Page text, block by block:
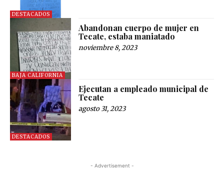
DESTACADOS
BAJA CALIFORNIA
Abandonan cuerpo de mujer en
Tecate, estaba maniatado
noviembre 8, 2023
DESTACADOS
Ejecutan a empleado municipal de
Tecate
agosto 31, 2023
- Advertisement -